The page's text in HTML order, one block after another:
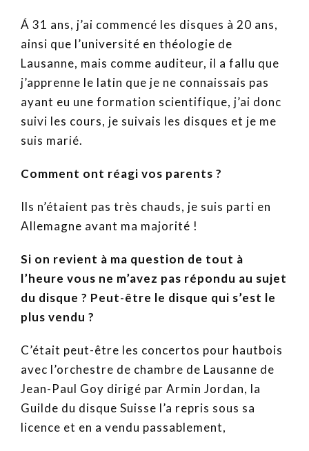
Á 31 ans, j’ai commencé les disques à 20 ans,
ainsi que l’université en théologie de
Lausanne, mais comme auditeur, il a fallu que
j’apprenne le latin que je ne connaissais pas
ayant eu une formation scientifique, j’ai donc
suivi les cours, je suivais les disques et je me
suis marié.
Comment ont réagi vos parents ?
Ils n’étaient pas très chauds, je suis parti en
Allemagne avant ma majorité !
Si on revient à ma question de tout à
l’heure vous ne m’avez pas répondu au sujet
du disque ? Peut-être le disque qui s’est le
plus vendu ?
C’était peut-être les concertos pour hautbois
avec l’orchestre de chambre de Lausanne de
Jean-Paul Goy dirigé par Armin Jordan, la
Guilde du disque Suisse l’a repris sous sa
licence et en a vendu passablement,